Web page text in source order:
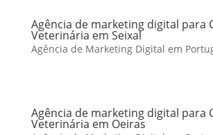
Agência de marketing digital para
Veterinária em Seixal
Agência de Marketing Digital em
Agência de marketing digital para
Veterinária em Oeiras